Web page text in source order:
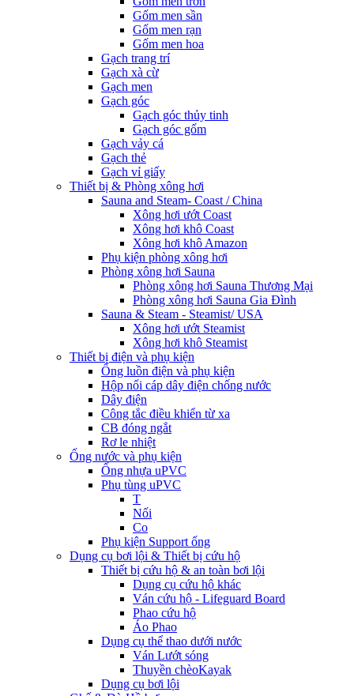
Gốm men sần
Gốm men rạn
Gốm men hoa
Gạch trang trí
Gạch xà cừ
Gạch men
Gạch góc
Gạch góc thủy tinh
Gạch góc gốm
Gạch vảy cá
Gạch thẻ
Gạch vỉ giấy
Thiết bị & Phòng xông hơi
Sauna and Steam- Coast / China
Xông hơi ướt Coast
Xông hơi khô Coast
Xông hơi khô Amazon
Phụ kiện phòng xông hơi
Phòng xông hơi Sauna
Phòng xông hơi Sauna Thương Mại
Phòng xông hơi Sauna Gia Đình
Sauna & Steam - Steamist/ USA
Xông hơi ướt Steamist
Xông hơi khô Steamist
Thiết bị điện và phụ kiện
Ống luồn điện và phụ kiện
Hộp nối cáp dây điện chống nước
Dây điện
Công tắc điều khiển từ xa
CB đóng ngắt
Rơ le nhiệt
Ống nước và phụ kiện
Ống nhựa uPVC
Phụ tùng uPVC
T
Nối
Co
Phụ kiện Support ống
Dụng cụ bơi lội & Thiết bị cứu hộ
Thiết bị cứu hộ & an toàn bơi lội
Dụng cụ cứu hộ khác
Ván cứu hộ - Lifeguard Board
Phao cứu hộ
Áo Phao
Dụng cụ thể thao dưới nước
Ván Lướt sóng
Thuyền chèoKayak
Dụng cụ bơi lội